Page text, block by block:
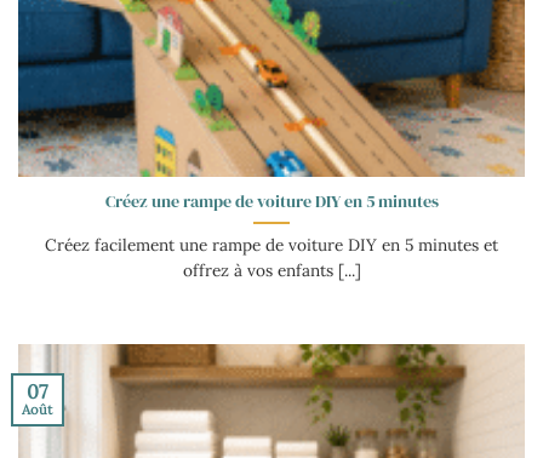
Créez une rampe de voiture DIY en 5 minutes
Créez facilement une rampe de voiture DIY en 5 minutes et
offrez à vos enfants [...]
07
Août